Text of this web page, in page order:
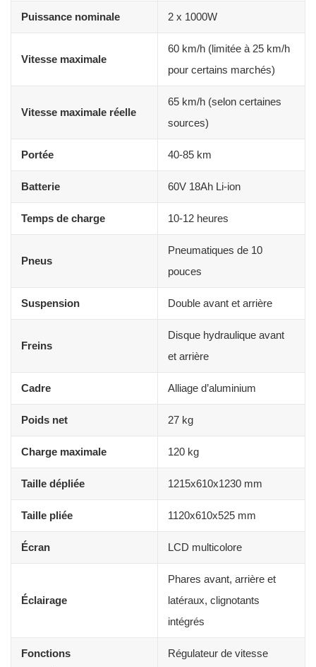
Puissance nominale 2 x 1000W
Vitesse maximale
60 km/h (limitée à 25 km/h
pour certains marchés)
Vitesse maximale réelle
65 km/h (selon certaines
sources)
Portée 40-85 km
Batterie 60V 18Ah Li-ion
Temps de charge 10-12 heures
Pneus
Pneumatiques de 10
pouces
Suspension Double avant et arrière
Freins
Disque hydraulique avant
et arrière
Cadre Alliage d’aluminium
Poids net 27 kg
Charge maximale 120 kg
Taille dépliée 1215x610x1230 mm
Taille pliée 1120x610x525 mm
Écran LCD multicolore
Éclairage
Phares avant, arrière et
latéraux, clignotants
intégrés
Fonctions
Régulateur de vitesse